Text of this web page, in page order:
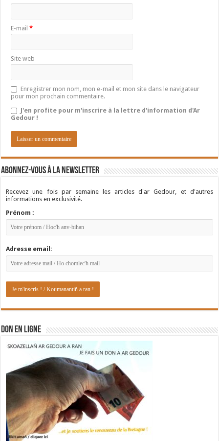
E-mail*
Site web
Enregistrer mon nom, mon e-mail et mon site dans le navigateur
pour mon prochain commentaire.
J'en profite pour m'inscrire à la lettre d'information d'Ar
Gedour !
Abonnez-vous à la newsletter
Recevez une fois par semaine les articles d'ar Gedour, et d'autres
informations en exclusivité.
Prénom :
Adresse email:
DON EN LIGNE